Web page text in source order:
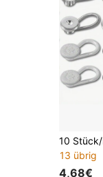
13 übrig
4,68€